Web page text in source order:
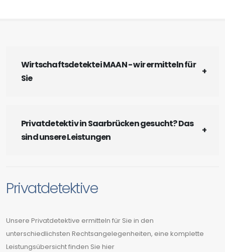
Wirtschaftsdetektei MAAN - wir ermitteln für
Sie
Privatdetektiv in Saarbrücken gesucht? Das
sind unsere Leistungen
Privatdetektive
Unsere Privatdetektive ermitteln für Sie in den
unterschiedlichsten Rechtsangelegenheiten, eine komplette
Leistungsübersicht finden Sie hier